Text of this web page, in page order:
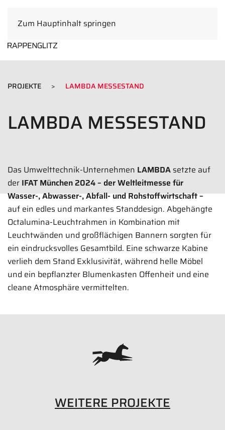
Zum Hauptinhalt springen
PROJEKTE LAMBDA MESSESTAND
LAMBDA MESSESTAND
48 qm
Bilder anzeigen
Das Umwelttechnik-Unternehmen LAMBDA setzte auf
der IFAT München 2024 – der Weltleitmesse für
Wasser-, Abwasser-, Abfall- und Rohstoffwirtschaft –
auf ein edles und markantes Standdesign. Abgehängte
Octalumina-Leuchtrahmen in Kombination mit
Leuchtwänden und großflächigen Bannern sorgten für
ein eindrucksvolles Gesamtbild. Eine schwarze Kabine
verlieh dem Stand Exklusivität, während helle Möbel
und ein bepflanzter Blumenkasten Offenheit und eine
cleane Atmosphäre vermittelten.
WEITERE PROJEKTE